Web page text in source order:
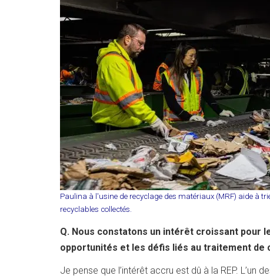
Paulina à l'usine de recyclage des matériaux (MRF) aide à
recyclables collectés.
Q. Nous constatons un intérêt croissant pour
opportunités et les défis liés au traitement de
Je pense que l’intérêt accru est dû à la REP.